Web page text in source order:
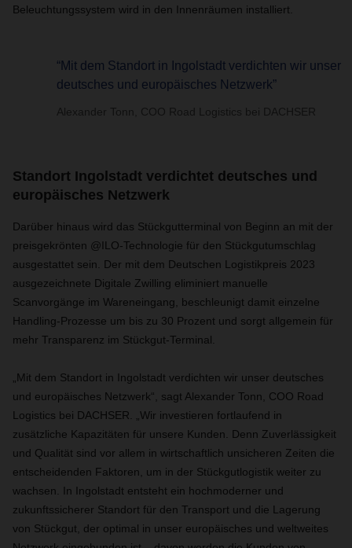
Beleuchtungssystem wird in den Innenräumen installiert.
“Mit dem Standort in Ingolstadt verdichten wir unser
deutsches und europäisches Netzwerk”
Alexander Tonn, COO Road Logistics bei DACHSER
Standort Ingolstadt verdichtet deutsches und
europäisches Netzwerk
Darüber hinaus wird das Stückgutterminal von Beginn an mit der
preisgekrönten @ILO-Technologie für den Stückgutumschlag
ausgestattet sein. Der mit dem Deutschen Logistikpreis 2023
ausgezeichnete Digitale Zwilling eliminiert manuelle
Scanvorgänge im Wareneingang, beschleunigt damit einzelne
Handling-Prozesse um bis zu 30 Prozent und sorgt allgemein für
mehr Transparenz im Stückgut-Terminal.
„Mit dem Standort in Ingolstadt verdichten wir unser deutsches
und europäisches Netzwerk“, sagt Alexander Tonn, COO Road
Logistics bei DACHSER. „Wir investieren fortlaufend in
zusätzliche Kapazitäten für unsere Kunden. Denn Zuverlässigkeit
und Qualität sind vor allem in wirtschaftlich unsicheren Zeiten die
entscheidenden Faktoren, um in der Stückgutlogistik weiter zu
wachsen. In Ingolstadt entsteht ein hochmoderner und
zukunftssicherer Standort für den Transport und die Lagerung
von Stückgut, der optimal in unser europäisches und weltweites